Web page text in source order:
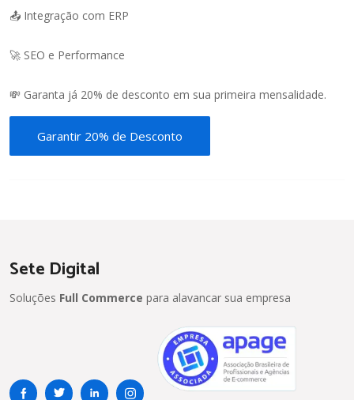
📤 Integração com ERP
🚀 SEO e Performance
💸 Garanta já 20% de desconto em sua primeira mensalidade.
Garantir 20% de Desconto
Sete Digital
Soluções Full Commerce para alavancar sua empresa